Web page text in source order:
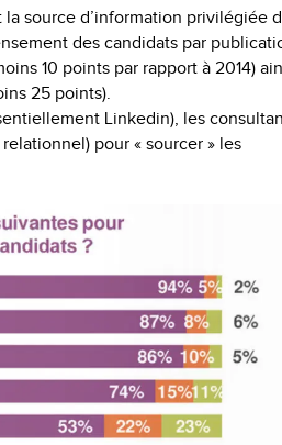
source d’information privilégiée
des candidats par
10 points par rapport à 2014)
25 points).
Linkedin), les
pour « sourcer » les